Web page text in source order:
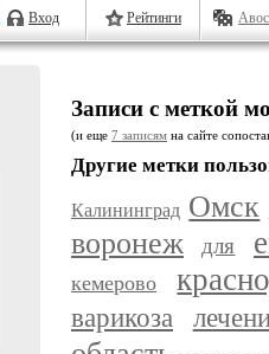
Вход Рейтинги
Записи с меткой
(и еще 7 записям на сайте
Другие метки
Калининград Омск
воронеж для
кемерово
варикоза